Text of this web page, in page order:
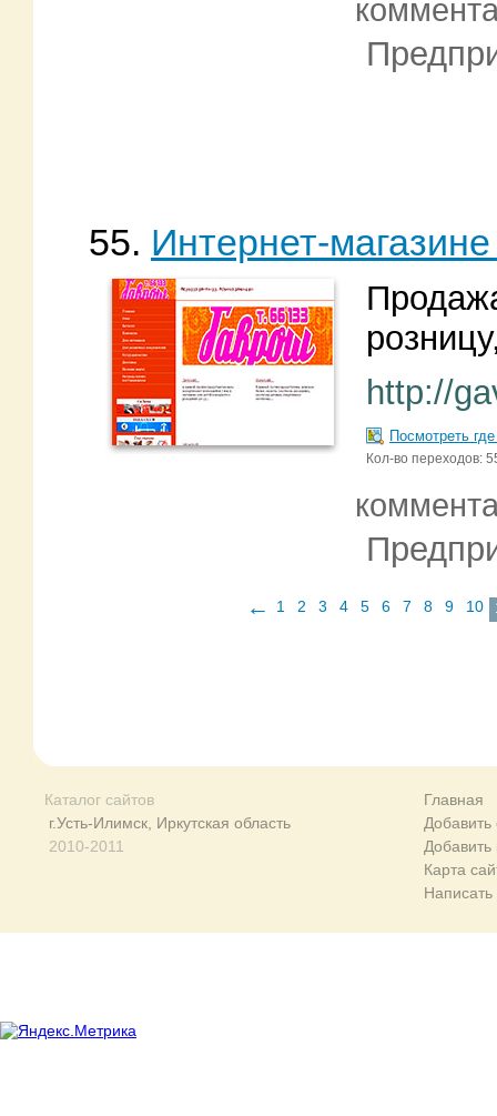
55. Интернет-
http://
Посмотреть
Кол-во переходов:
← 1 2 3 4 5 6 7 8 9 10
Каталог сайтов
г.Усть-Илимск, Иркутская область
2010-2011
Главная
Добавить
Карта